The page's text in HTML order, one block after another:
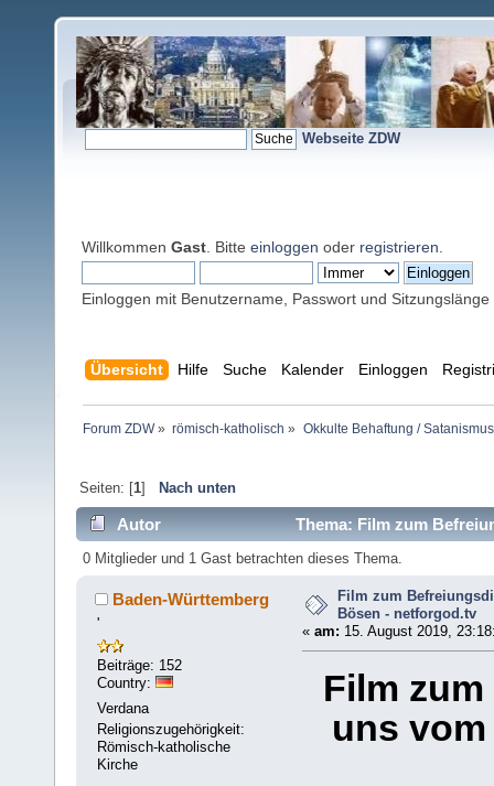
Webseite ZDW
Willkommen Gast . Bitte einloggen oder registrieren
Einloggen mit Benutzername, Passwort und Sitzungslänge
Übersicht Hilfe Suche Kalender Einloggen
Forum ZDW» römisch-katholisch » Okkulte Behaftung /
Seiten: [1] Nach unten
Autor
Thema: Film zum
mal)
0 Mitglieder und 1 Gast betrachten dieses Thema.
Baden-Württemberg
'
Beiträge: 152
Country:
Verdana
Religionszugehörigkeit:
Römisch-katholische
Kirche
Film zum
Bösen - netforgod.tv
« am: 15. August 2019,
Film
uns